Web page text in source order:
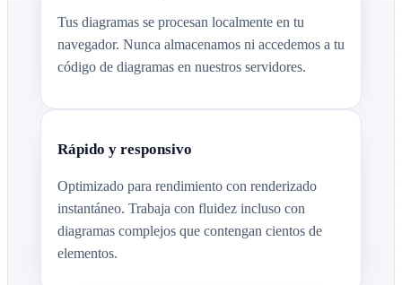
Tus diagramas se procesan localmente en tu
navegador. Nunca almacenamos ni accedemos a tu
código de diagramas en nuestros servidores.
Rápido y responsivo
Optimizado para rendimiento con renderizado
instantáneo. Trabaja con fluidez incluso con
diagramas complejos que contengan cientos de
elementos.